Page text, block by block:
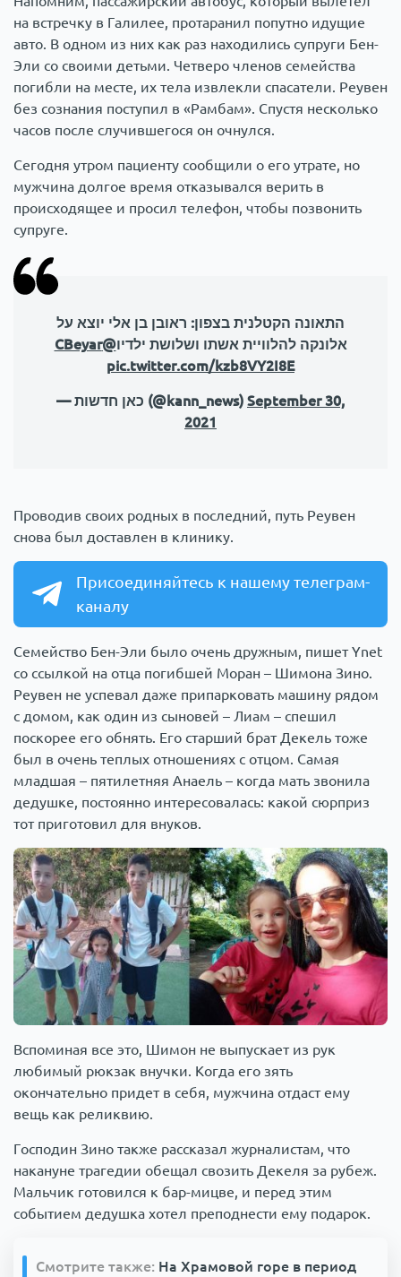
на встречку в Галилее, протаранил попутно идущие
авто. В одном из них как раз находились супруги Бен-
Эли со своими детьми. Четверо членов семейства
погибли на месте, их тела извлекли спасатели. Реувен
без сознания поступил в «Рамбам». Спустя несколько
часов после случившегося он очнулся.
Сегодня утром пациенту сообщили о его утрате, но
мужчина долгое время отказывался верить в
происходящее и просил телефон, чтобы позвонить
супруге.
התאונה הקטלנית בצפון: ראובן בן אלי יוצא על
אלונקה להלוויית אשתו ושלושת ילדיו@CBeyar
pic.twitter.com/kzb8VY2I8E
— כאן חדשות (@kann_news) September 30,
2021
Проводив своих родных в последний, путь Реувен
снова был доставлен в клинику.
Присоединяйтесь к нашему телеграм-
каналу
Семейство Бен-Эли было очень дружным, пишет Ynet
со ссылкой на отца погибшей Моран – Шимона Зино.
Реувен не успевал даже припарковать машину рядом
с домом, как один из сыновей – Лиам – спешил
поскорее его обнять. Его старший брат Декель тоже
был в очень теплых отношениях с отцом. Самая
младшая – пятилетняя Анаель – когда мать звонила
дедушке, постоянно интересовалась: какой сюрприз
тот приготовил для внуков.
Вспоминая все это, Шимон не выпускает из рук
любимый рюкзак внучки. Когда его зять
окончательно придет в себя, мужчина отдаст ему
вещь как реликвию.
Господин Зино также рассказал журналистам, что
накануне трагедии обещал свозить Декеля за рубеж.
Мальчик готовился к бар-мицве, и перед этим
событием дедушка хотел преподнести ему подарок.
Смотрите также: На Храмовой горе в период